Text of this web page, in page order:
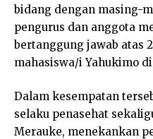
bidang dengan masing-
pengurus dan anggota
bertanggung jawab atas
mahasiswa/i Yahukimo
Dalam kesempatan
selaku penasehat
Merauke, menekankan